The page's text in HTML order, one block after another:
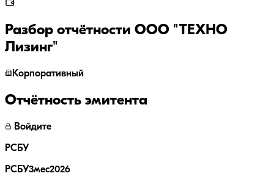
Разбор отчётности ООО "ТЕХНО
Лизинг"
Корпоративный
Отчётность эмитента
Войдите
РСБУ
РСБУ3мес2026